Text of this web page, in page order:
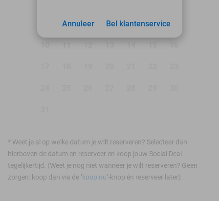
4 5 6 7 8
* Weet je al op welke datum je wilt reserveren? Selecteer dan
hierboven de datum en reserveer en koop jouw Social Deal
tegelijkertijd. (Weet je nog niet wanneer je wilt reserveren? Geen
zorgen: koop dan via de ‘koop nu’-knop én reserveer later)
Bel klantenservice
Annuleer